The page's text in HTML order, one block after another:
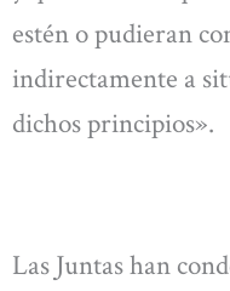
estén o pudieran
indirectamente a
dichos principios».
Las Juntas han